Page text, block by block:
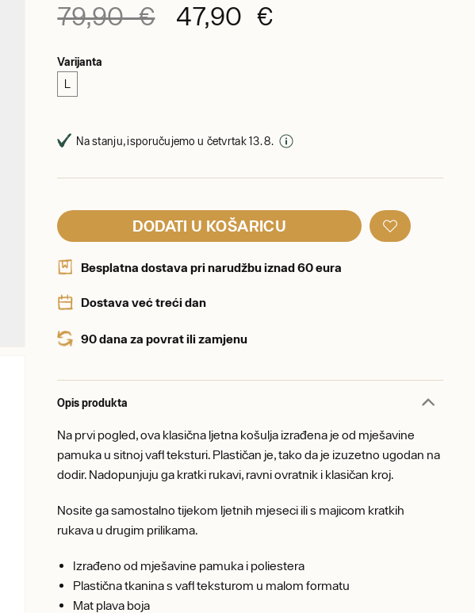
79,90 € 47,90 €
Varijanta
Na stanju, isporučujemo u četvrtak 13. 8.
DODATI U KOŠARICU
Besplatna dostava pri narudžbu iznad 60 eura
Dostava već treći dan
90 dana za povrat ili zamjenu
Opis produkta
Na prvi pogled, ova klasična ljetna košulja izrađena je od mješavine
pamuka u sitnoj vafl teksturi. Plastičan je, tako da je izuzetno ugodan na
dodir. Nadopunjuju ga kratki rukavi, ravni ovratnik i klasičan kroj.
Nosite ga samostalno tijekom ljetnih mjeseci ili s majicom kratkih
rukava u drugim prilikama.
Izrađeno od mješavine pamuka i poliestera
Plastična tkanina s vafl teksturom u malom formatu
Mat plava boja